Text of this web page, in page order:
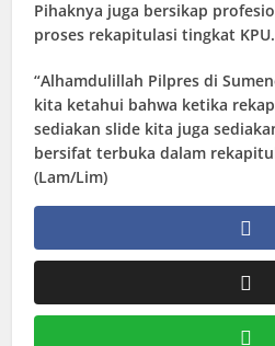
Pihaknya juga bersikap
proses rekapitulasi tingkat KPU.
“Alhamdulillah Pilpres di
kita ketahui bahwa ketika
sediakan slide kita juga
bersifat terbuka dalam
(Lam/Lim)